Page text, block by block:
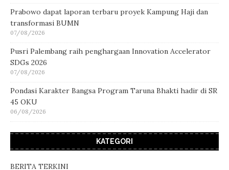
Prabowo dapat laporan terbaru proyek Kampung Haji dan
transformasi BUMN
07/08/2026
Pusri Palembang raih penghargaan Innovation Accelerator
SDGs 2026
07/08/2026
Pondasi Karakter Bangsa Program Taruna Bhakti hadir di SR
45 OKU
06/08/2026
KATEGORI
BERITA TERKINI